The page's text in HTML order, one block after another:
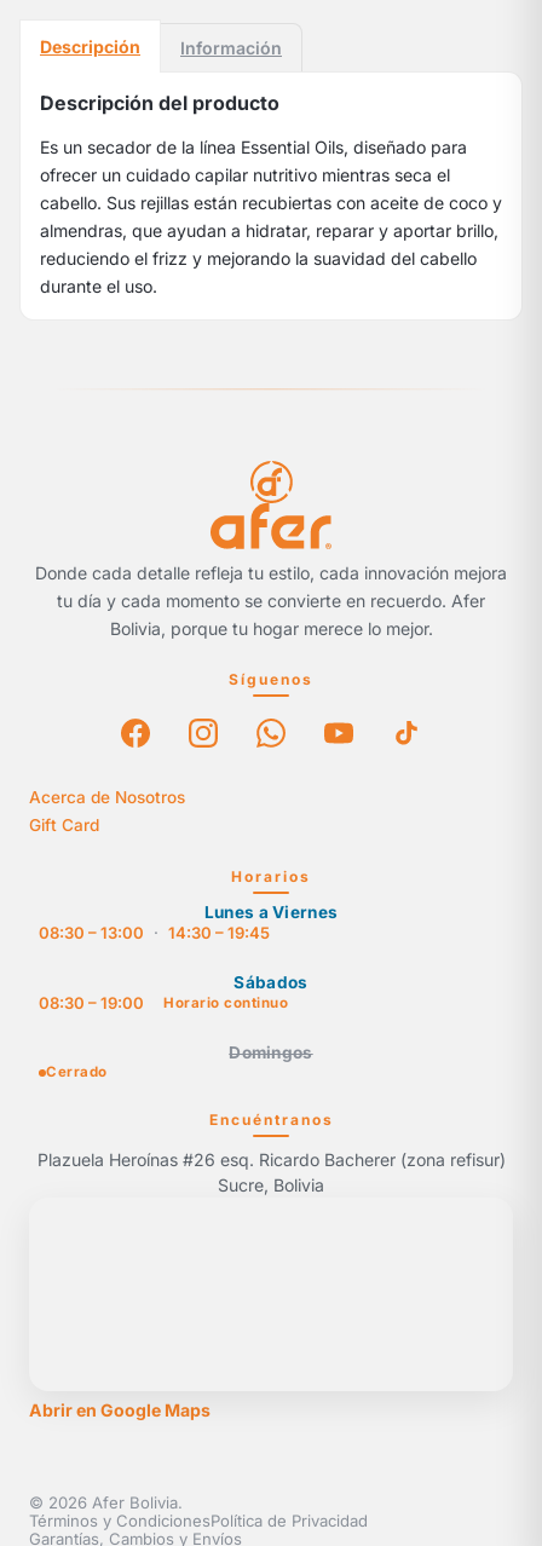
Descripción Información
Descripción del producto
Es un secador de la línea Essential Oils, diseñado para
ofrecer un cuidado capilar nutritivo mientras seca el
cabello. Sus rejillas están recubiertas con aceite de coco y
almendras, que ayudan a hidratar, reparar y aportar brillo,
reduciendo el frizz y mejorando la suavidad del cabello
durante el uso.
Donde cada detalle refleja tu estilo, cada innovación mejora
tu día y cada momento se convierte en recuerdo. Afer
Bolivia, porque tu hogar merece lo mejor.
Síguenos
Acerca de Nosotros
Gift Card
Horarios
Lunes a Viernes
08:30 – 13:00
· 14:30 – 19:45
Sábados
08:30 – 19:00
Horario continuo
Domingos
Cerrado
Encuéntranos
Plazuela Heroínas #26 esq. Ricardo Bacherer (zona refisur)
Sucre, Bolivia
Abrir en Google Maps
© 2026 Afer Bolivia.
Términos y CondicionesPolítica de Privacidad
Garantías, Cambios y Envíos